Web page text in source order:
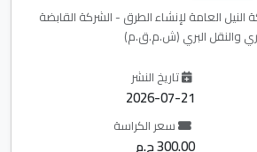
النيل العامة لإنشاء الطرق - الشركة القابضة
والنقل البري (ش.م.ق.م)
تاريخ النشر
2026-07-21
سعر الكراسة
300.00 ج.م